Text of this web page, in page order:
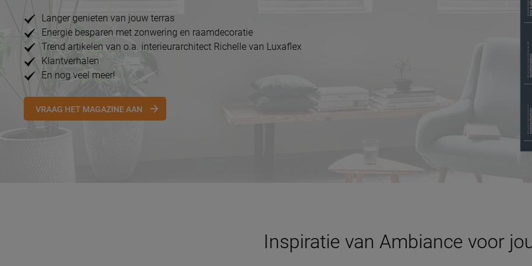
Langer genieten van jouw terras
Energie besparen met zonwering en raamdecoratie
Trend artikelen van o.a. interieurarchitect Richelle van Luxaflex
Klantverhalen
En nog veel meer!
VRAAG HET MAGAZINE AAN
Inspiratie van Ambiance voor